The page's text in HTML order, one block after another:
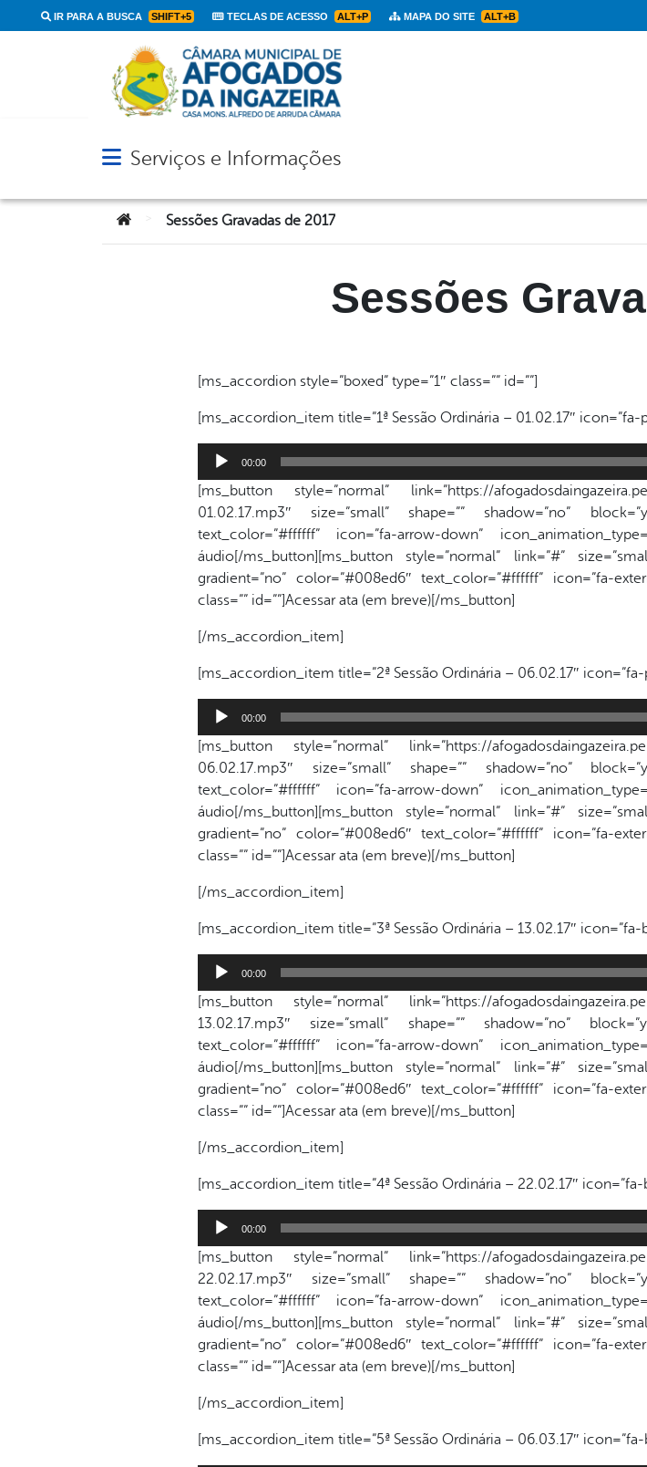
IR PARA A BUSCA SHIFT+5 TECLAS DE ACESSO ALT+P MAPA DO SITE ALT+B
Abrir menu principal de navegação
Serviços e Informações
Você está aqui:Sessões Gravadas de 2017
Sessões
[ms_accordion style=”boxed” type=”1″ class=”” id=””]
[ms_accordion_item title=”1ª Sessão Ordinária – 01.02.17″ icon=”fa-
Tocador
áudio
00:00
[ms_button style=”normal” link=”https://
01.02.17.mp3″ size=”small” shape=”” shadow=”no”
text_color=”#ffffff” icon=”fa-arrow-down”
áudio[/ms_button][ms_button style=”normal” link=”#”
gradient=”no” color=”#008ed6″ text_color=”#ffffff” icon=”fa-
class=”” id=””]Acessar ata (em breve)[/ms_button]
[/ms_accordion_item]
[ms_accordion_item title=”2ª Sessão Ordinária – 06.02.17″ icon=”fa-
Tocador
áudio
00:00
[ms_button style=”normal” link=”https://
06.02.17.mp3″ size=”small” shape=”” shadow=”no”
text_color=”#ffffff” icon=”fa-arrow-down”
áudio[/ms_button][ms_button style=”normal” link=”#”
gradient=”no” color=”#008ed6″ text_color=”#ffffff” icon=”fa-
class=”” id=””]Acessar ata (em breve)[/ms_button]
[/ms_accordion_item]
[ms_accordion_item title=”3ª Sessão Ordinária – 13.02.17″ icon=”fa-
Tocador
áudio
00:00
[ms_button style=”normal” link=”https://
13.02.17.mp3″ size=”small” shape=”” shadow=”no”
text_color=”#ffffff” icon=”fa-arrow-down”
áudio[/ms_button][ms_button style=”normal” link=”#”
gradient=”no” color=”#008ed6″ text_color=”#ffffff” icon=”fa-
class=”” id=””]Acessar ata (em breve)[/ms_button]
[/ms_accordion_item]
[ms_accordion_item title=”4ª Sessão Ordinária – 22.02.17″ icon=”fa-
Tocador
áudio
00:00
[ms_button style=”normal” link=”https://
22.02.17.mp3″ size=”small” shape=”” shadow=”no”
text_color=”#ffffff” icon=”fa-arrow-down”
áudio[/ms_button][ms_button style=”normal” link=”#”
gradient=”no” color=”#008ed6″ text_color=”#ffffff” icon=”fa-
class=”” id=””]Acessar ata (em breve)[/ms_button]
[/ms_accordion_item]
[ms_accordion_item title=”5ª Sessão Ordinária – 06.03.17″ icon=”fa-